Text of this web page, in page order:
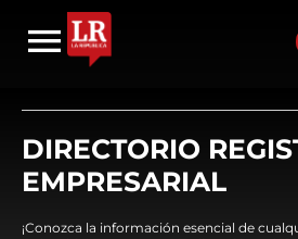
DIRECTORIO
EMPRESARIAL
¡Conozca la información esencial de